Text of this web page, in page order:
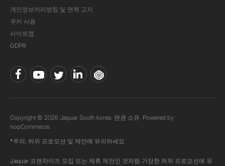
개인정보처리방침 및 면책 고지
쿠키 사용
사이트맵
GDPR
Copyright © 2026 Jaquar South korea. 판권 소유. Powered by
nopCommerce.
*주의: 허위 프로모션 및 제안에 유의하세요
Jaquar 프랜차이즈 모집 또는 제휴 제안인 것처럼 가장한 허위 프로모션에 유